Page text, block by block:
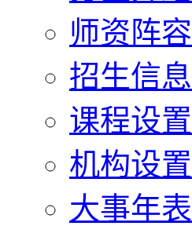
师资阵容
招生信息
课程设置
机构设置
大事年表